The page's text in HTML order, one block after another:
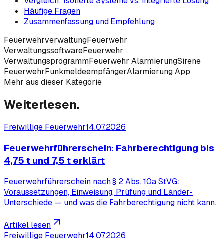
Häufige Fragen
Zusammenfassung und Empfehlung
FeuerwehrverwaltungFeuerwehr
VerwaltungssoftwareFeuerwehr
VerwaltungsprogrammFeuerwehr AlarmierungSirene
FeuerwehrFunkmeldeempfängerAlarmierung App
Mehr aus dieser Kategorie
Weiterlesen.
Freiwillige Feuerwehr14.07.2026
Feuerwehrführerschein: Fahrberechtigung bis
4,75 t und 7,5 t erklärt
Feuerwehrführerschein nach § 2 Abs. 10a StVG:
Voraussetzungen, Einweisung, Prüfung und Länder-
Unterschiede — und was die Fahrberechtigung nicht kann.
Artikel lesen
Freiwillige Feuerwehr14.07.2026